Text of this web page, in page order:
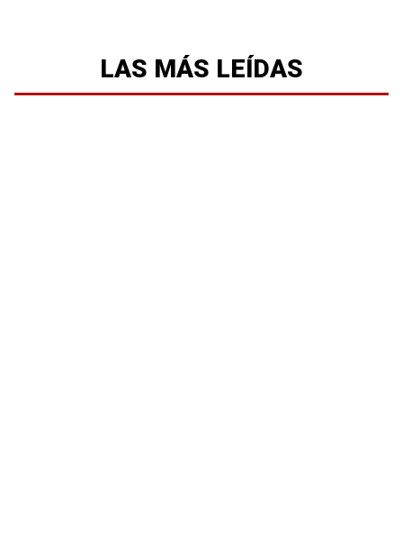
LAS MÁS LEÍDAS